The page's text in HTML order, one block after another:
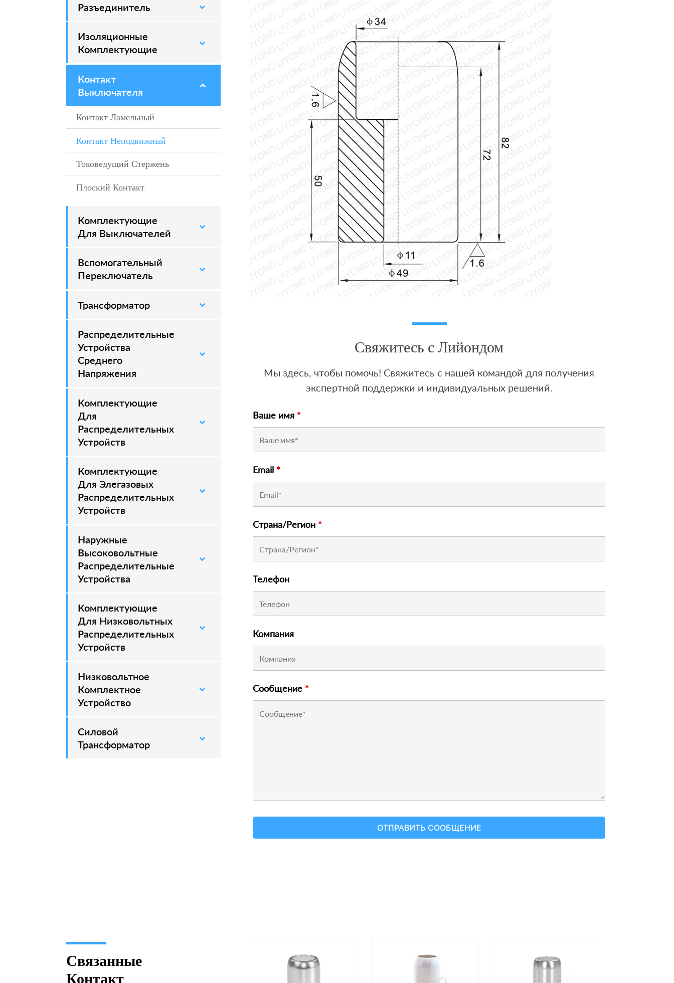
Разъединитель
–
Изоляционные
Комплектующие
–
Контакт
Выключателя
–
Контакт Ламельный
–
Контакт Неподвижный
–
Токоведущий Стержень
–
Плоский Контакт
–
Комплектующие
Для Выключателей
–
Вспомогательный
Переключатель
–
Трансформатор
Распределительные
Устройства
Среднего
Напряжения
–
Комплектующие
Для
Распределительных
Устройств
–
Комплектующие
Для Элегазовых
Распределительных
Устройств
–
Наружные
Высоковольтные
Распределительные
Устройства
–
Комплектующие
Для Низковольтных
Распределительных
Устройств
Низковольтное
Комплектное
Устройство
Силовой
Трансформатор
–
Свяжитесь с Лийондом
Мы здесь, чтобы помочь! Свяжитесь с нашей командой для получения
экспертной поддержки и индивидуальных решений.
Ваше имя *
Email *
Страна/Регион *
Телефон
Компания
Сообщение *
Связанные
Контакт